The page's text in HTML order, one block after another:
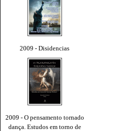
2009 - Disidencias
2009 - O pensamento tornado
dança. Estudos em torno de